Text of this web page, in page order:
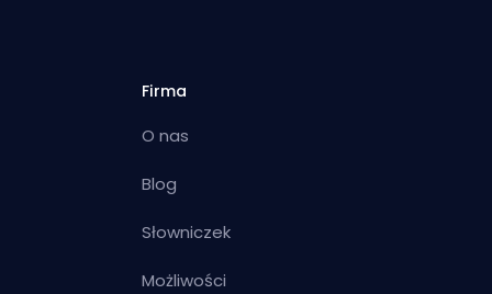
Firma
O nas
Blog
Słowniczek
Możliwości